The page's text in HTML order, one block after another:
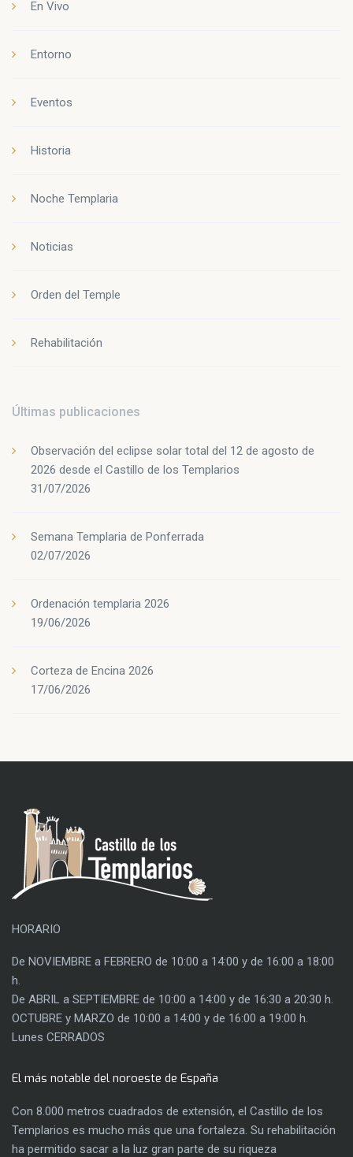
En Vivo
Entorno
Eventos
Historia
Noche Templaria
Noticias
Orden del Temple
Rehabilitación
Últimas publicaciones
Observación del eclipse solar total del 12 de agosto de
2026 desde el Castillo de los Templarios
31/07/2026
Semana Templaria de Ponferrada
02/07/2026
Ordenación templaria 2026
19/06/2026
Corteza de Encina 2026
17/06/2026
HORARIO
De NOVIEMBRE a FEBRERO de 10:00 a 14:00 y de 16:00 a 18:00
h.
De ABRIL a SEPTIEMBRE de 10:00 a 14:00 y de 16:30 a 20:30 h.
OCTUBRE y MARZO de 10:00 a 14:00 y de 16:00 a 19:00 h.
Lunes CERRADOS
El más notable del noroeste de España
Con 8.000 metros cuadrados de extensión, el Castillo de los
Templarios es mucho más que una fortaleza. Su rehabilitación
ha permitido sacar a la luz gran parte de su riqueza